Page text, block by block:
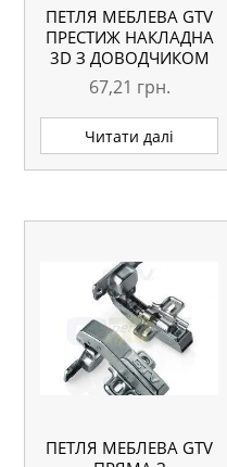
ПЕТЛЯ МЕБЛЕВА GTV
ПРЕСТИЖ НАКЛАДНА
3D З ДОВОДЧИКОМ
ZM-CNHC09BR2
67,21 грн.
Читати далі
ПЕТЛЯ МЕБЛЕВА GTV